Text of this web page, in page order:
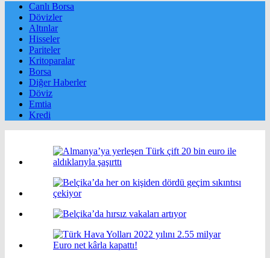
Canlı Borsa
Dövizler
Altınlar
Hisseler
Pariteler
Kritoparalar
Borsa
Diğer Haberler
Döviz
Emtia
Kredi